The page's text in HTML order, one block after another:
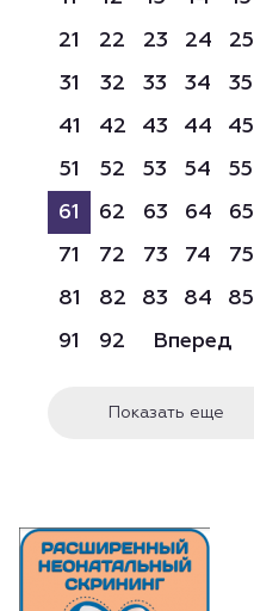
21
22 23 24 25
31
32 33 34 35
41
42 43 44 45
51
52 53 54 55
61
62 63 64 65
71
72 73 74 75
81
82 83 84 85
91
92 Вперед
Показать еще